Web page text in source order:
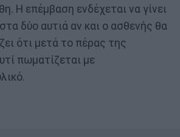
Η επέμβαση ενδέχεται να γίνει
δύο αυτιά αν και ο ασθενής θα
ότι μετά το πέρας της
πωματίζεται με